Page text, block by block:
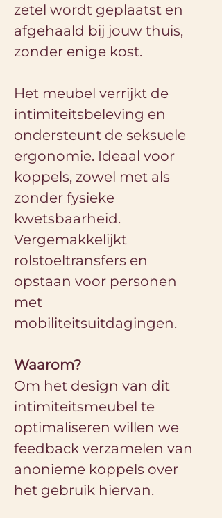
zetel wordt geplaatst en
afgehaald bij jouw thuis,
zonder enige kost.
Het meubel verrijkt de
intimiteitsbeleving en
ondersteunt de seksuele
ergonomie. Ideaal voor
koppels, zowel met als
zonder fysieke
kwetsbaarheid.
Vergemakkelijkt
rolstoeltransfers en
opstaan voor personen
met
mobiliteitsuitdagingen.
Waarom?
Om het design van dit
intimiteitsmeubel te
optimaliseren willen we
feedback verzamelen van
anonieme koppels over
het gebruik hiervan.